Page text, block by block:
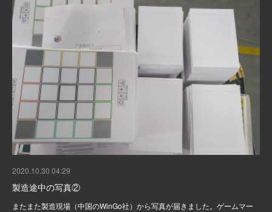
2020.10.30 04:29
製造途中の写真②
またまた製造現場（中国のWinGo社）から写真が届きました。ゲームマー